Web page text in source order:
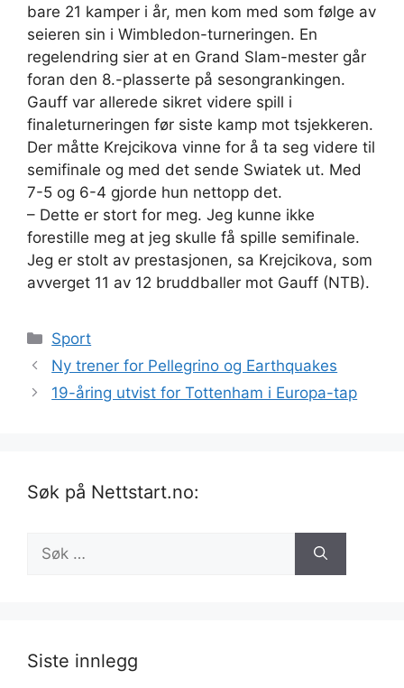
bare 21 kamper i år, men kom med som følge av
seieren sin i Wimbledon-turneringen. En
regelendring sier at en Grand Slam-mester går
foran den 8.-plasserte på sesongrankingen.
Gauff var allerede sikret videre spill i
finaleturneringen før siste kamp mot tsjekkeren.
Der måtte Krejcikova vinne for å ta seg videre til
semifinale og med det sende Swiatek ut. Med
7-5 og 6-4 gjorde hun nettopp det.
– Dette er stort for meg. Jeg kunne ikke
forestille meg at jeg skulle få spille semifinale.
Jeg er stolt av prestasjonen, sa Krejcikova, som
avverget 11 av 12 bruddballer mot Gauff (NTB).
Kategorier
Sport
Ny trener for Pellegrino og Earthquakes
19-åring utvist for Tottenham i Europa-tap
Søk på Nettstart.no:
etter:
Siste innlegg